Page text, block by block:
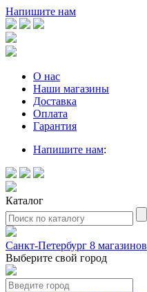
Напишите нам
О нас
Наши магазины
Доставка
Оплата
Гарантия
Напишите нам:
Каталог
Санкт-Петербург 8 магазинов
Выберите свой город